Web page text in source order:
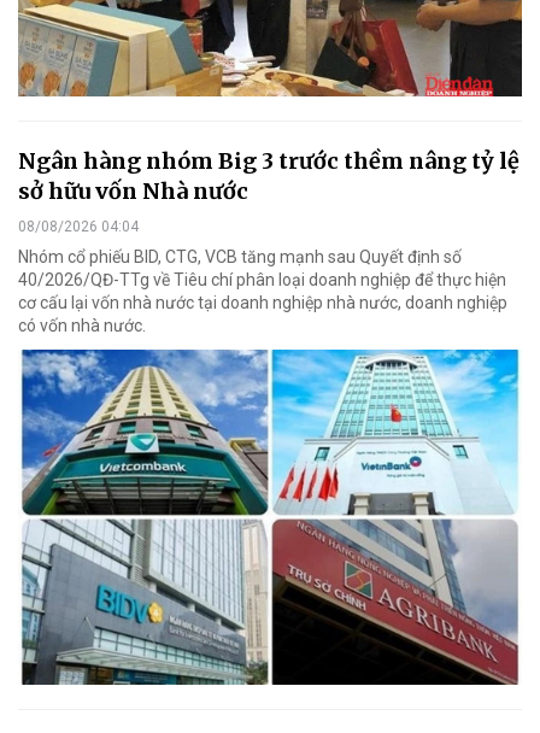
Ngân hàng nhóm Big 3 trước thềm nâng tỷ lệ
sở hữu vốn Nhà nước
08/08/2026 04:04
Nhóm cổ phiếu BID, CTG, VCB tăng mạnh sau Quyết định số
40/2026/QĐ-TTg về Tiêu chí phân loại doanh nghiệp để thực hiện
cơ cấu lại vốn nhà nước tại doanh nghiệp nhà nước, doanh nghiệp
có vốn nhà nước.